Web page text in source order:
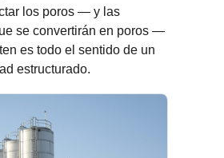
los poros — y las
se convertirán en poros —
es todo el sentido de un
estructurado.